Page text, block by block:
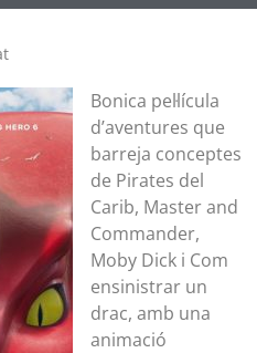
Bonica pel·lícula
d’aventures que
barreja conceptes
de Pirates del
Carib, Master and
Commander,
Moby Dick i Com
ensinistrar un
drac, amb una
animació